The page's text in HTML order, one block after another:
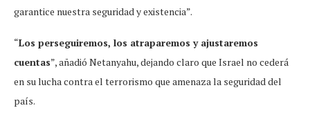
garantice nuestra seguridad y existencia”.
“Los perseguiremos, los atraparemos y ajustaremos
cuentas”, añadió Netanyahu, dejando claro que Israel no cederá
en su lucha contra el terrorismo que amenaza la seguridad del
país.